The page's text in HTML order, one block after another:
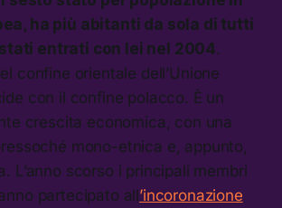
ha più abitanti da sola di tutti
entrati con lei nel 2004.
confine orientale dell’Unione
con il confine polacco. È un
crescita economica, con una
mono-etnica e, appunto,
L’anno scorso i principali membri
partecipato all’incoronazione